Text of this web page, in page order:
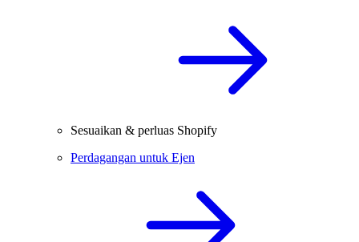
Sesuaikan & perluas Shopify
Perdagangan untuk Ejen